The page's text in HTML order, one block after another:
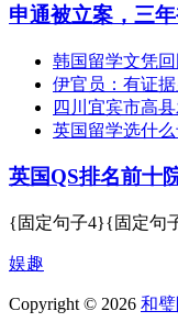
申通被立案，三
韩国留学文凭
伊官员：有证
四川宜宾市高
英国留学选什
英国QS排名前十
{固定句子4}{固定句
娱趣
Copyright © 2026 和璧